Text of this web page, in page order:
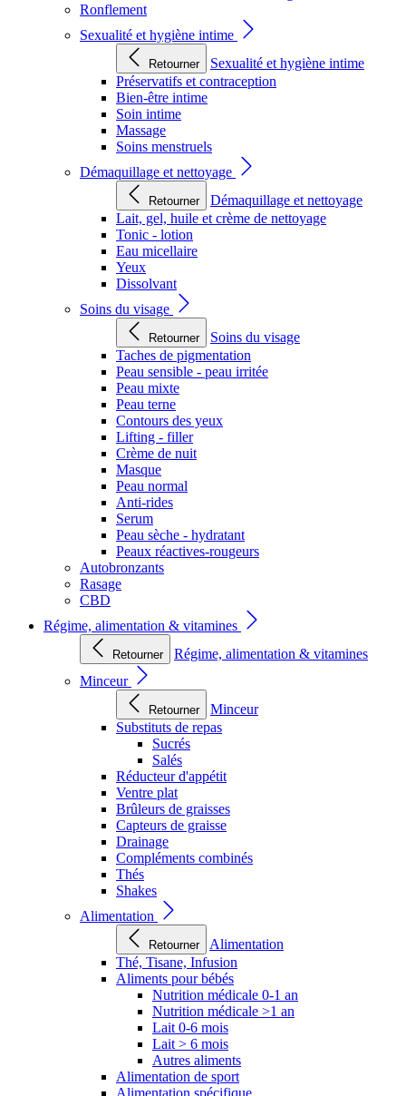
Ronflement
Sexualité et hygiène intime
Retourner
Sexualité et hygiène intime
Préservatifs et contraception
Bien-être intime
Soin intime
Massage
Soins menstruels
Démaquillage et nettoyage
Retourner
Démaquillage et nettoyage
Lait, gel, huile et crème de nettoyage
Tonic - lotion
Eau micellaire
Yeux
Dissolvant
Soins du visage
Retourner
Soins du visage
Taches de pigmentation
Peau sensible - peau irritée
Peau mixte
Peau terne
Contours des yeux
Lifting - filler
Crème de nuit
Masque
Peau normal
Anti-rides
Serum
Peau sèche - hydratant
Peaux réactives-rougeurs
Autobronzants
Rasage
CBD
Régime, alimentation & vitamines
Retourner
Régime, alimentation & vitamines
Minceur
Retourner
Minceur
Substituts de repas
Sucrés
Salés
Réducteur d'appétit
Ventre plat
Brûleurs de graisses
Capteurs de graisse
Drainage
Compléments combinés
Thés
Shakes
Alimentation
Retourner
Alimentation
Thé, Tisane, Infusion
Aliments pour bébés
Nutrition médicale 0-1 an
Nutrition médicale >1 an
Lait 0-6 mois
Lait > 6 mois
Autres aliments
Alimentation de sport
Alimentation spécifique